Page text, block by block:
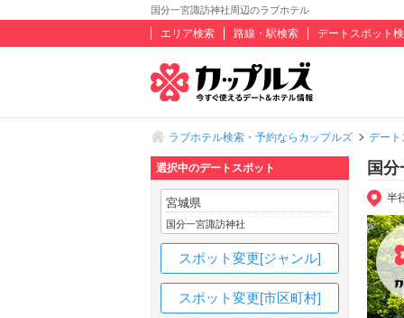
国分一宮諏訪神社周辺のラブホテル
エリア検索 路線・駅検索 デートスポット
ラブホテル検索・予約ならカップルズ デート
国
半
選択中のデートスポット
宮城県
国分一宮諏訪神社
スポット変更[ジャンル]
スポット変更[市区町村]